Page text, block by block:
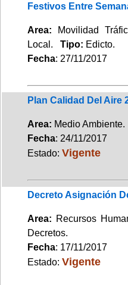
Festivos Entre
Area: Movilidad
Local. Tipo: Edicto.
Fecha: 27/11/2017
Plan Calidad Del Aire
Area: Medio
Fecha: 24/11/2017
Estado: Vigente
Decreto Asignación
Area: Recursos
Decretos.
Fecha: 17/11/2017
Estado: Vigente